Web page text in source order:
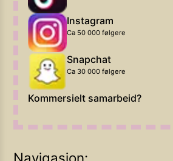
Instagram
Ca 50 000 følgere
Snapchat
Ca 30 000 følgere
Kommersielt samarbeid?